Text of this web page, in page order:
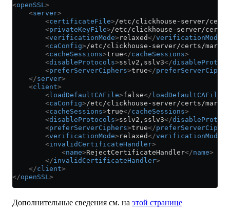
<openSSL >
    <
server>
        <
certificateFile> /etc/clickhouse-server/
        <
privateKeyFile> /etc/clickhouse-server/certs/
        <
verificationMode> relaxed</verificationMode
        <
caConfig> /etc/clickhouse-server/certs/
        <
cacheSessions>true</cacheSessions>
        <
disableProtocols>sslv2,sslv3</
        <
preferServerCiphers>true</
    </
server>
    <
client>
        <
loadDefaultCAFile>false</loadDefaultCAFile
        <
caConfig> /etc/clickhouse-server/certs/
        <
cacheSessions>true</cacheSessions>
        <
disableProtocols>sslv2,sslv3</
        <
preferServerCiphers>true</
        <
verificationMode> relaxed</verificationMode
        <
invalidCertificateHandler>
            <
name>RejectCertificateHandler</name>
        </
invalidCertificateHandler>
    </
client>
</openSSL >
Дополнительные сведения см. на этой странице